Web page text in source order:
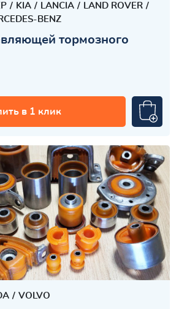
KIA LANCIA
LAND ROVER
BENZ
тормозного
в 1 клик
VOLVO